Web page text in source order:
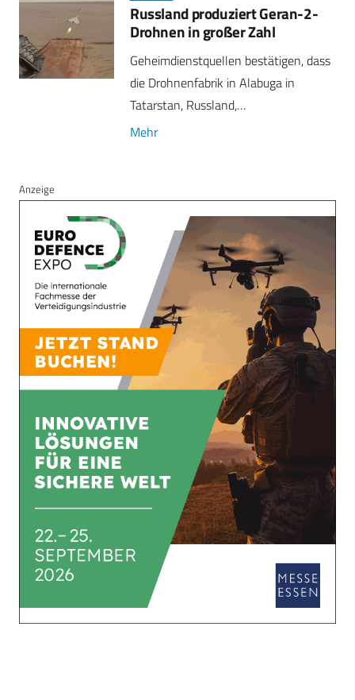
Russland produziert Geran-2-
Drohnen in großer Zahl
Geheimdienstquellen bestätigen, dass
die Drohnenfabrik in Alabuga in
Tatarstan, Russland,…
Mehr
Anzeige